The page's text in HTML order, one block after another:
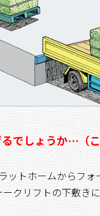
でしょうか…（
ットホームからフォ
クリフトの下敷き